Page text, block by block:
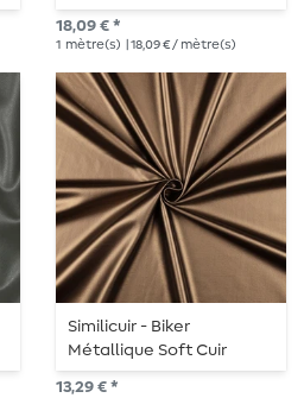
18,09 € *
1 mètre(s) | 18,09 € / mètre(s)
Similicuir - Biker
Métallique Soft Cuir
Stretch Bronze
13,29 € *